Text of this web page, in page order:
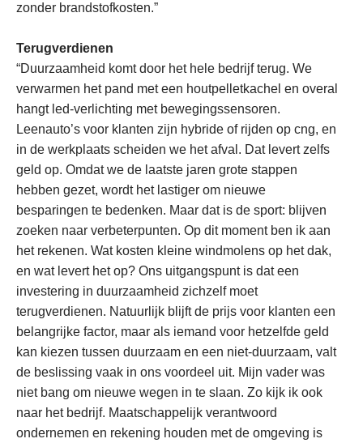
zonder brandstofkosten.”
Terugverdienen
“Duurzaamheid komt door het hele bedrijf terug. We
verwarmen het pand met een houtpelletkachel en overal
hangt led-verlichting met bewegingssensoren.
Leenauto’s voor klanten zijn hybride of rijden op cng, en
in de werkplaats scheiden we het afval. Dat levert zelfs
geld op. Omdat we de laatste jaren grote stappen
hebben gezet, wordt het lastiger om nieuwe
besparingen te bedenken. Maar dat is de sport: blijven
zoeken naar verbeterpunten. Op dit moment ben ik aan
het rekenen. Wat kosten kleine windmolens op het dak,
en wat levert het op? Ons uitgangspunt is dat een
investering in duurzaamheid zichzelf moet
terugverdienen. Natuurlijk blijft de prijs voor klanten een
belangrijke factor, maar als iemand voor hetzelfde geld
kan kiezen tussen duurzaam en een niet-duurzaam, valt
de beslissing vaak in ons voordeel uit. Mijn vader was
niet bang om nieuwe wegen in te slaan. Zo kijk ik ook
naar het bedrijf. Maatschappelijk verantwoord
ondernemen en rekening houden met de omgeving is